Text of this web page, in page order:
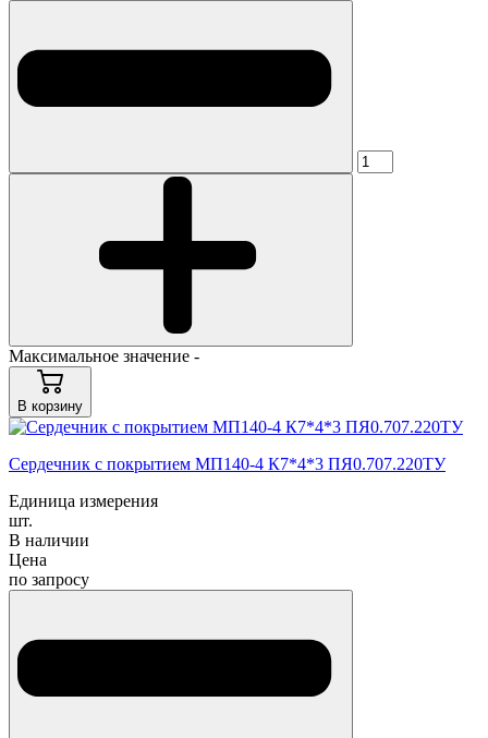
Максимальное значение -
В корзину
Cердечник с покрытием МП140-4 К7*4*3 ПЯ0.707.220ТУ
Единица измерения
шт.
В наличии
Цена
по запросу